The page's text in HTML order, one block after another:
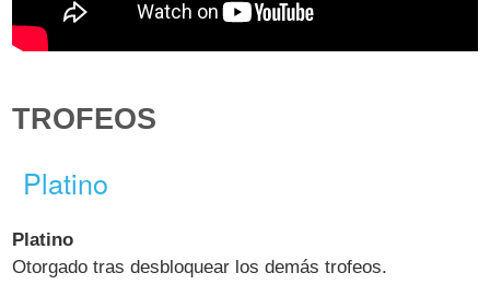
TROFEOS
Platino
Platino
Otorgado tras desbloquear los demás trofeos.